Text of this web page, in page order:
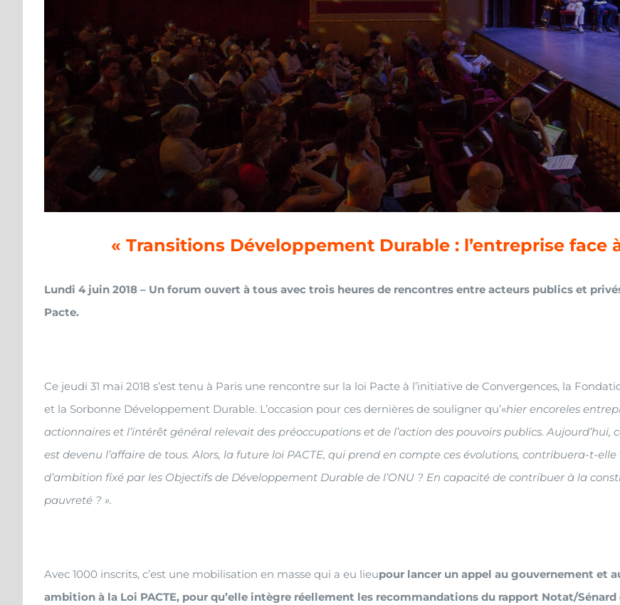
« Transitions Développement Durable : l’entreprise face
Lundi 4 juin 2018 – Un forum ouvert à tous avec trois heures de rencontres entre acteurs publics et
Pacte.
Ce jeudi 31 mai 2018 s’est tenu à Paris une rencontre sur la loi Pacte à l’initiative de Convergences, la
et la Sorbonne Développement Durable. L’occasion pour ces dernières de souligner qu’«hier encoreles
actionnaires et l’intérêt général relevait des préoccupations et de l’action des pouvoirs publics.
est devenu l’affaire de tous. Alors, la future loi PACTE, qui prend en compte ces évolutions, contribuera-t-
d’ambition fixé par les Objectifs de Développement Durable de l’ONU ? En capacité de contribuer à la
pauvreté ? ».
Avec 1000 inscrits, c’est une mobilisation en masse qui a eu lieupour lancer un appel au gouvernement et
ambition à la Loi PACTE, pour qu’elle intègre réellement les recommandations du rapport Notat/